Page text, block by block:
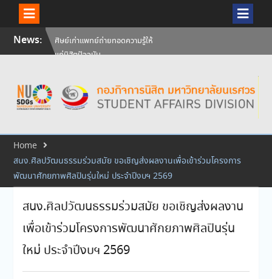
SkipNews:
ศิษย์เก่าแพทย์ถ่ายทอดความรู้ให้
แก่นิสิตปัจจุบัน
นเรศวร ครบรอบ 36 ปี 29
กรกฎาคม 2569
สัมภาษณ์นิสิตเพื่อพิจารณาเข้ารับ
ประจำปีการศึกษา 256
Home
สนง.ศิลปวัฒนธรรมร่วมสมัย ขอเชิญส่งผลงานเพื่อเข้าร่วมโครงการ
พัฒนาศักยภาพศิลปินรุ่นใหม่ ประจำปีงบฯ 2569
สนง.ศิลปวัฒนธรรมร่วมสมัย ขอเชิญส่งผลงาน
เพื่อเข้าร่วมโครงการพัฒนาศักยภาพศิลปินรุ่น
ใหม่ ประจำปีงบฯ 2569